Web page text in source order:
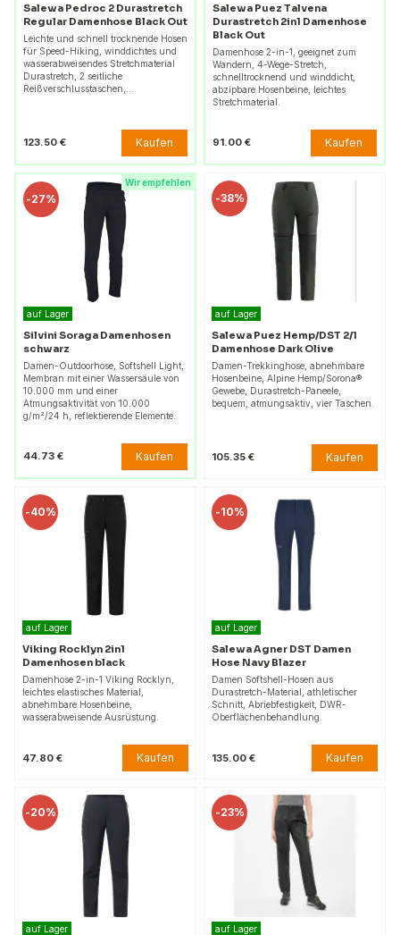
Salewa Pedroc 2 Durastretch
Regular Damenhose Black Out
Leichte und schnell trocknende Hosen
für Speed-Hiking, winddichtes und
wasserabweisendes Stretchmaterial
Durastretch, 2 seitliche
Reißverschlusstaschen,…
123.50 € Kaufen
Salewa Puez Talvena
Durastretch 2in1 Damenhose
Black Out
Damenhose 2-in-1, geeignet zum
Wandern, 4-Wege-Stretch,
schnelltrocknend und winddicht,
abzipbare Hosenbeine, leichtes
Stretchmaterial.
91.00 € Kaufen
Wir empfehlen
-27%
auf Lager
Silvini Soraga Damenhosen
schwarz
Damen-Outdoorhose, Softshell Light,
Membran mit einer Wassersäule von
10.000 mm und einer
Atmungsaktivität von 10.000
g/m²/24 h, reflektierende Elemente.
44.73 € Kaufen
-38%
auf Lager
Salewa Puez Hemp/DST 2/1
Damenhose Dark Olive
Damen-Trekkinghose, abnehmbare
Hosenbeine, Alpine Hemp/Sorona®
Gewebe, Durastretch-Paneele,
bequem, atmungsaktiv, vier Taschen.
105.35 € Kaufen
-40%
auf Lager
Viking Rocklyn 2in1
Damenhosen black
Damenhose 2-in-1 Viking Rocklyn,
leichtes elastisches Material,
abnehmbare Hosenbeine,
wasserabweisende Ausrüstung.
47.80 € Kaufen
-10%
auf Lager
Salewa Agner DST Damen
Hose Navy Blazer
Damen Softshell-Hosen aus
Durastretch-Material, athletischer
Schnitt, Abriebfestigkeit, DWR-
Oberflächenbehandlung.
135.00 € Kaufen
-20%
auf Lager
-23%
auf Lager